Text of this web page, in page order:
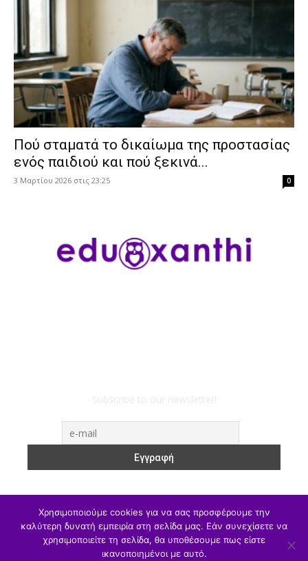
Πού σταματά το δικαίωμα της προστασίας
ενός παιδιού και πού ξεκινά...
3 Μαρτίου 2026 στις 23:25 0
ΥΠΑΙΘΑ Υπηρεσιακά Α/θμια Β/θμια
Γ/θμια
Θέσεις Εργασίας
Αθλητισμός
Χρησιμοποιούμε cookies για να σας προσφέρουμε την
καλύτερη δυνατή εμπειρία στη σελίδα μας. Εάν συνεχίσετε να
χρησιμοποιείτε τη σελίδα, θα υποθέσουμε πως είστε
ικανοποιημένοι με αυτό.